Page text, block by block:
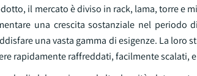
il mercato è diviso in rack, lama, torre e
una crescita sostanziale nel
una vasta gamma di esigenze. La loro
rapidamente raffreddati, facilmente scalati,